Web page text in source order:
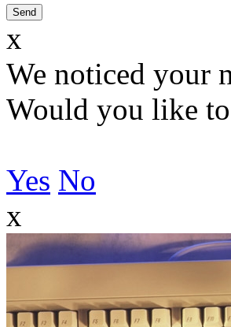
x
We noticed your
Would you like
Yes No
x